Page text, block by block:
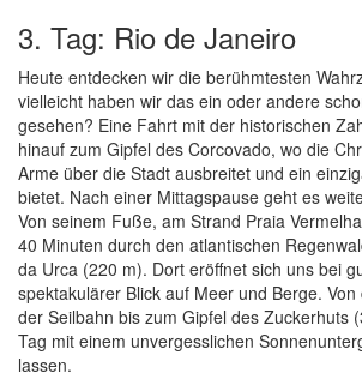
3. Tag: Rio de Janeiro
Heute entdecken wir die berühmtesten
vielleicht haben wir das ein oder andere
gesehen? Eine Fahrt mit der historischen
hinauf zum Gipfel des Corcovado, wo die
Arme über die Stadt ausbreitet und ein
bietet. Nach einer Mittagspause geht es
Von seinem Fuße, am Strand Praia
40 Minuten durch den atlantischen
da Urca (220 m). Dort eröffnet sich uns bei
spektakulärer Blick auf Meer und Berge.
der Seilbahn bis zum Gipfel des Zuckerhuts
Tag mit einem unvergesslichen
lassen.